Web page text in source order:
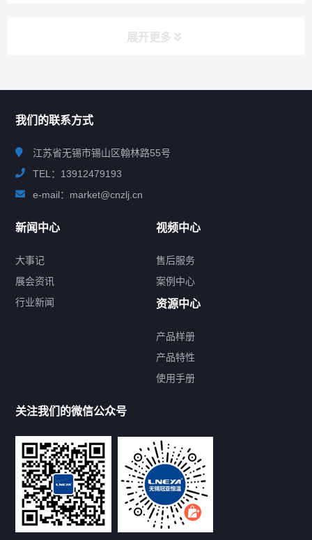
展开更多
提交您的需求，免费获取产品资料
--亦可拨打我们的24小时服务咨询热线--
13912479193
我们的联系方式
江苏省无锡市锡山区翰林路55号
TEL：13912479193
e-mail：market@cnzlj.cn
新闻中心
大事记
展会资讯
行业新闻
视频中心
售后服务
案例中心
资源中心
产品样册
产品特性
使用手册
关注我们的微信公众号